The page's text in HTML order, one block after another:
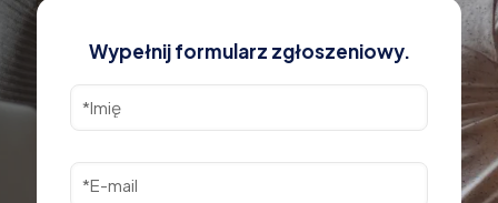
Wypełnij formularz zgłoszeniowy.